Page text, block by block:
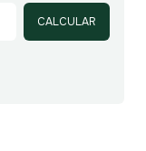
CALCULAR